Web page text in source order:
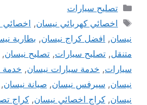
التصنيفات
تصليح سيارات
الوسوم
اخصائي كهربائي نيسان, اخصائي
نيسان, افضل كراج نيسان, بطارية
متنقل, تصليح سيارات, تصليح نيسان,
سيارات, خدمة سيارات نيسان, خدمة
نيسان, سيرفس نيسان, صيانة نيسان,
نيسان, كراج اخصائي نيسان, كراج